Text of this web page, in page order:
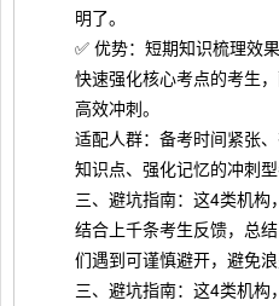
明了。
✅ 优势：短期知识梳理效
快速强化核心考点的考生
高效冲刺。
适配人群：备考时间紧张
知识点、强化记忆的冲刺型
三、避坑指南：这4类机构
结合上千条考生反馈，总
们遇到可谨慎避开，避免浪
三、避坑指南：这4类机构